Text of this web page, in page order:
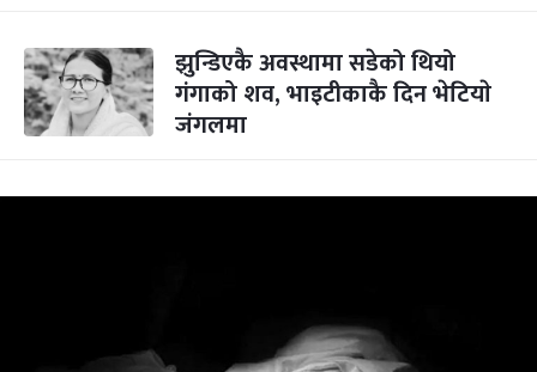
झुन्डिएकै अवस्थामा सडेको थियो
गंगाको शव, भाइटीकाकै दिन भेटियाे
जंगलमा